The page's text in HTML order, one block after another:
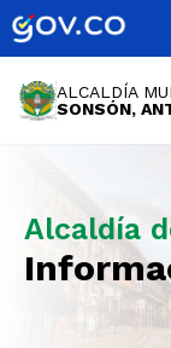
ALCALDÍA
SONSÓN,
Alcaldía